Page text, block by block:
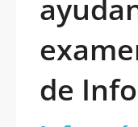
de